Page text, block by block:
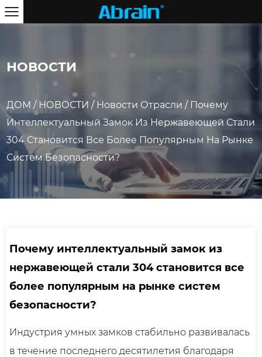
НОВОСТИ
ДОМ / НОВОСТИ / Новости Отрасли / Почему
Интеллектуальный Замок Из Нержавеющей Стали
304 Становится Все Более Популярным На Рынке
Систем Безопасности?
Почему интеллектуальный замок из
нержавеющей стали 304 становится все
более популярным на рынке систем
безопасности?
Индустрия умных замков стабильно развивалась
в течение последнего десятилетия благодаря